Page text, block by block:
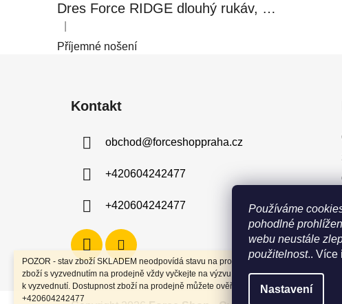
Používáme
pohodlné
webu neustále
použitelnost.. Více
Nastavení
POZOR - stav zboží SKLADEM neodpovídá stavu na prodejně. Při objednání
zboží s vyzvednutím na prodejně vždy vyčkejte na výzvu, že je zboží připraveno
k vyzvednutí. Dostupnost zboží na prodejně můžete ověřit na tel
+420604242477
Dres Force RIDGE dlouhý rukáv, černo-modrý
Hodnocení produktu je 5 z 5 hvězdiček.
Příjemné nošení
Kontakt
obchod@forceshoppraha.cz
+420604242477
+420604242477